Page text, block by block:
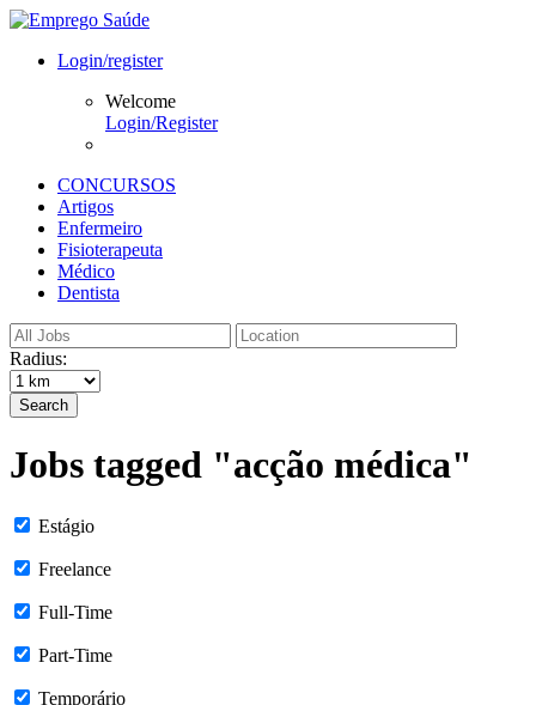
Login/register
Welcome
Login/Register
CONCURSOS
Artigos
Enfermeiro
Fisioterapeuta
Médico
Dentista
Radius:
Search
Jobs tagged "acção médica"
Estágio
Freelance
Full-Time
Part-Time
Temporário